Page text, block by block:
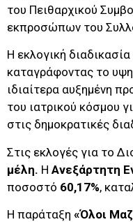
του Πειθαρχικού
εκπροσώπων του
Η εκλογική
καταγράφοντας το
ιδιαίτερα αυξημένη
του ιατρικού κόσμου
στις δημοκρατικές
Στις εκλογές για το
μέλη. Η Ανεξάρτητη
ποσοστό 60,17%,
Η παράταξη «Όλοι